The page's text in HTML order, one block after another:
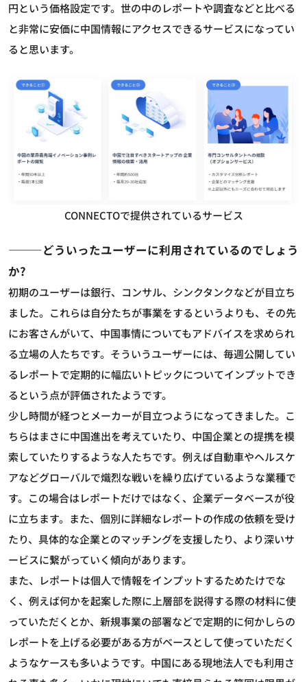
円という価格設定です。世の中のレポートや調査などと比べる
と非常に安価に中国情報にアクセスできるサービスになってい
ると思います。
CONNECTOで提供されているサービス
―――どういったユーザーに利用されているのでしょう
か?
初期のユーザーは銀行、コンサル、シンクタンクなどが目立ち
ました。これらは自分たちが事業をするというよりも、その先
にお客さんがいて、中国事情についてもアドバイスを求められ
る立場の人たちです。そういうユーザーには、毎週公開してい
るレポートで定期的に幅広いトピックについてインプットでき
るという点が評価されたようです。
少し時間が経つとメーカーが目立つようになってきました。こ
ちらはまさに中国進出を考えていたり、中国企業との提携を模
索していたりするような人たちです。例えば自動車やヘルスケ
アなどグローバルで熾烈な戦いを繰り広げているような業種で
す。この場合はレポートだけではなく、企業データベースが役
に立ちます。また、個別に詳細なレポートの作成の依頼を受け
たり、具体的な企業とのマッチングを支援したり、より深いサ
ービスに繋がっていく傾向があります。
また、レポートは個人で情報をインプットするためたけでな
く、例えば何かを起案した際に上層部を説得する際の材料に使
っていただくとか、新規事業の部署などで定期的に何かしらの
レポートを上げる必要がある方がベースとして使っていただく
ようなケースも多いようです。中国にある現地法人でも利用さ